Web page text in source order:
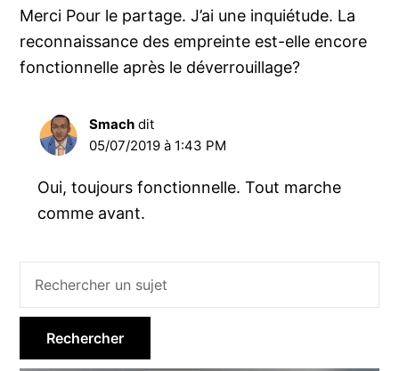
Merci Pour le partage. J’ai une inquiétude. La
reconnaissance des empreinte est-elle encore
fonctionnelle après le déverrouillage?
Smach dit
05/07/2019 à 1:43 PM
Oui, toujours fonctionnelle. Tout marche
comme avant.
Barre
latérale
principale